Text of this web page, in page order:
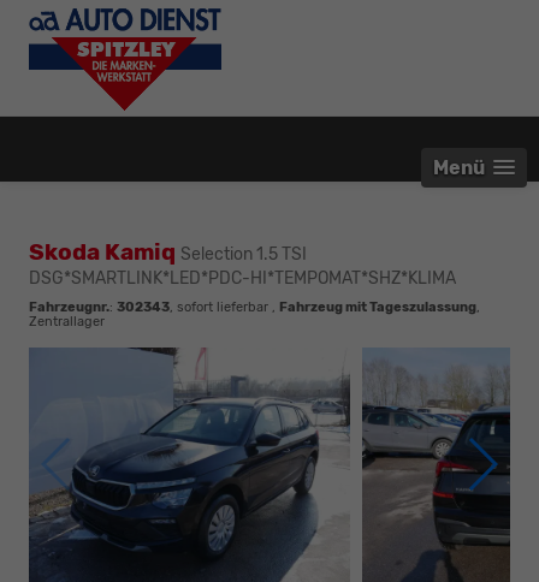
Menü
Skoda Kamiq Selection 1.5 TSI
DSG*SMARTLINK*LED*PDC-HI*TEMPOMAT*SHZ*KLIMA
Fahrzeugnr.: 302343, sofort lieferbar , Fahrzeug mit Tageszulassung,
Zentrallager